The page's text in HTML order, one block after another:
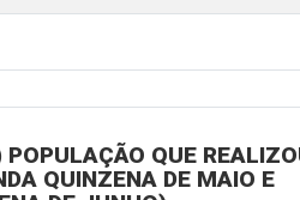
POPULAÇÃO QUE
QUINZENA DE MAIO E